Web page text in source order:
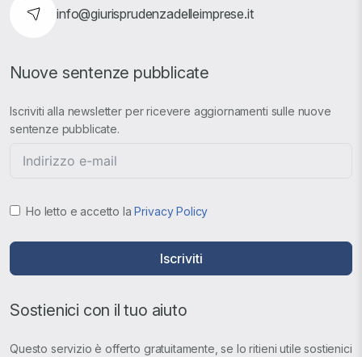
info@giurisprudenzadelleimprese.it
Nuove sentenze pubblicate
Iscriviti alla newsletter per ricevere aggiornamenti sulle nuove
sentenze pubblicate.
Ho letto e accetto laPrivacy Policy
Iscriviti
Sostienici con il tuo aiuto
Questo servizio è offerto gratuitamente, se lo ritieni utile sostienici